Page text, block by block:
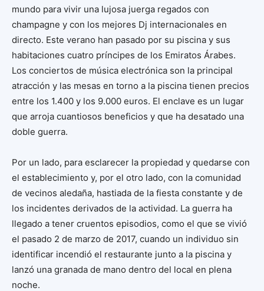
mundo para vivir una lujosa juerga regados con
champagne y con los mejores Dj internacionales en
directo. Este verano han pasado por su piscina y sus
habitaciones cuatro príncipes de los Emiratos Árabes.
Los conciertos de música electrónica son la principal
atracción y las mesas en torno a la piscina tienen precios
entre los 1.400 y los 9.000 euros. El enclave es un lugar
que arroja cuantiosos beneficios y que ha desatado una
doble guerra.
Por un lado, para esclarecer la propiedad y quedarse con
el establecimiento y, por el otro lado, con la comunidad
de vecinos aledaña, hastiada de la fiesta constante y de
los incidentes derivados de la actividad. La guerra ha
llegado a tener cruentos episodios, como el que se vivió
el pasado 2 de marzo de 2017, cuando un individuo sin
identificar incendió el restaurante junto a la piscina y
lanzó una granada de mano dentro del local en plena
noche.